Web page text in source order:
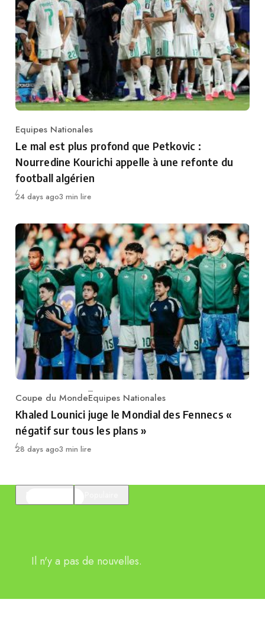
Category
Equipes Nationales
Le mal est plus profond que Petkovic :
Nourredine Kourichi appelle à une refonte du
football algérien
Publié
24 days ago3 min lire
Category
Coupe du MondeEquipes Nationales
Khaled Lounici juge le Mondial des Fennecs «
négatif sur tous les plans »
Publié
28 days ago3 min lire
Il n'y a pas de nouvelles.